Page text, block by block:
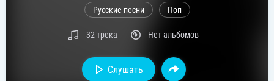
Русские песни Поп
32 трека Нет альбомов
Слушать